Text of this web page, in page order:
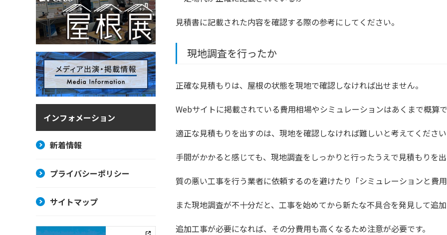
インフォメーション
新着情報
プライバシーポリシー
サイトマップ
見積書に記載された内容を確認する際の参考にしてください。
現地調査を行ったか
正確な見積もりは、屋根の状態を現地で確認しなければ出せません。
Webサイトに掲載されている費用相場やシミュレーションはあくまで概算
適正な見積もりを出すのは、現地を確認しなければ難しいと考えてくださ
手間がかかると感じても、現地調査をしっかりと行ったうえで見積もりを
質の悪い工事を行う業者に依頼するのを避けたり「シミュレーションと費
また現地調査が不十分だと、工事を始めてから新たな不具合を発見して追
追加工事が必要になれば、その分費用も高くなるため注意が必要です。